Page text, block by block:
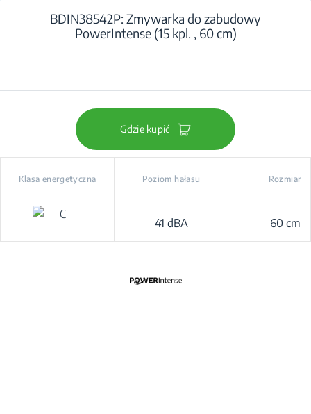
BDIN38542P: Zmywarka do zabudowy
PowerIntense (15 kpl. , 60 cm)
Gdzie kupić
Klasa energetyczna Poziom hałasu
41 dBA
Rozmiar
60 cm